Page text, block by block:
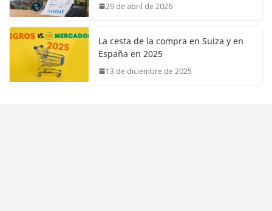
29 de abril de 2026
La cesta de la compra en Suiza y en
España en 2025
13 de diciembre de 2025